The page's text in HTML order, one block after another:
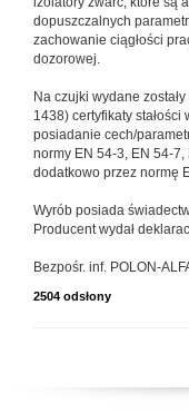
dopuszczalnych
zachowanie ciągłości
dozorowej.
Na czujki wydane
1438) certyfikaty
posiadanie cech/
normy EN 54-3, EN 54-
dodatkowo przez normę
Wyrób posiada
Producent wydał
Bezpośr. inf. POLON-
2504 odsłony